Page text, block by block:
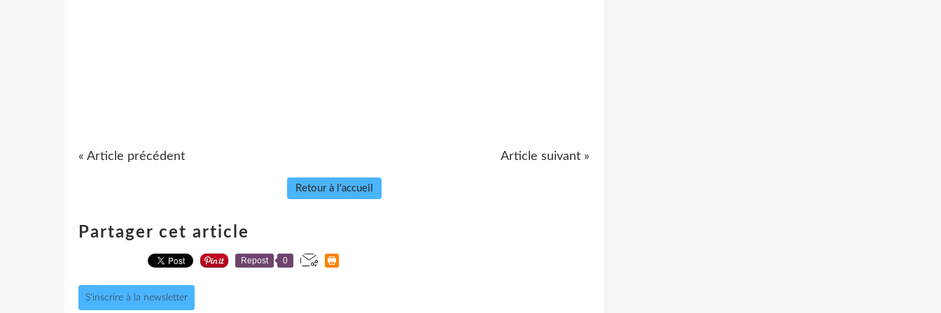
« Article précédent Article suivant »
Retour à l'accueil
Partager cet article
Repost 0
S'inscrire à la newsletter